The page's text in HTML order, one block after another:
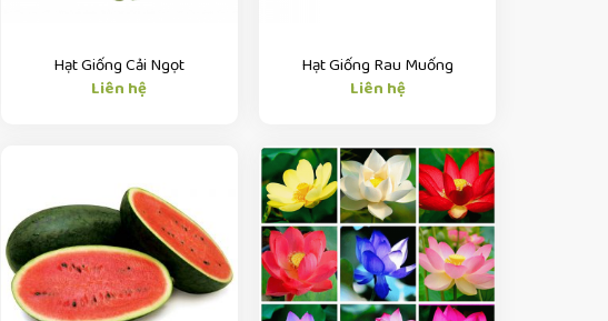
Hạt Giống Cải Ngọt
Liên hệ
Hạt Giống Rau Muống
Liên hệ